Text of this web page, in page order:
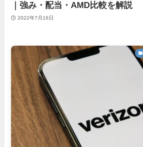
｜強み・配当・AMD比較を解説
2022年7月16日